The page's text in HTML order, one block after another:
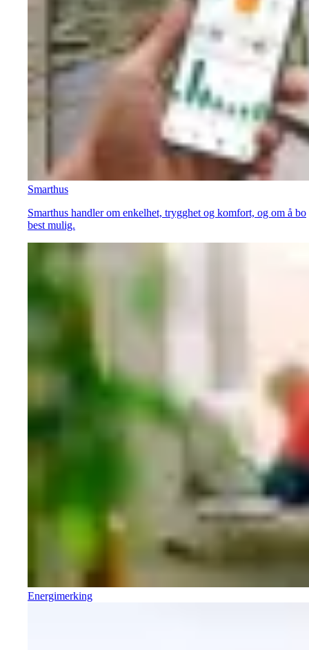
Smarthus
Smarthus handler om enkelhet, trygghet og komfort, og om å bo
best mulig.
Energimerking